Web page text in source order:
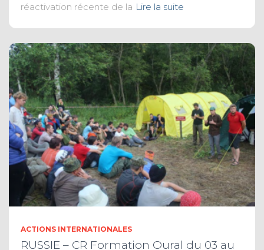
réactivation récente de la Lire la suite
ACTIONS INTERNATIONALES
RUSSIE – CR Formation Oural du 03 au